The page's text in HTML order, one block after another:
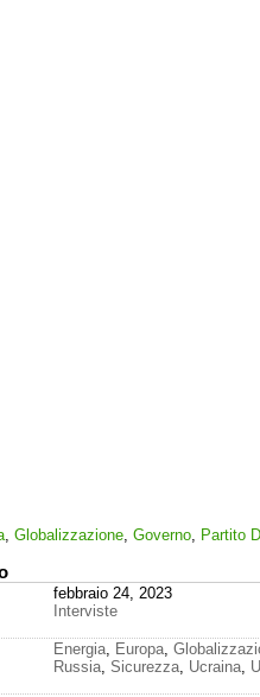
Globalizzazione Governo Partito
febbraio 24, 2023
Interviste
Energia Europa
Russia Sicurezza Ucraina